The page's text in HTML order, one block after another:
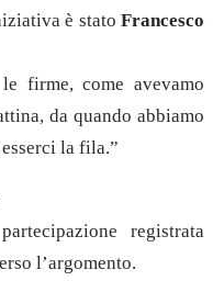
è stato Francesco
firme, come avevamo
da quando abbiamo
la fila.”
registrata
l’argomento.